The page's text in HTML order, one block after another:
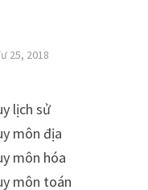
25, 2018
lịch sử
môn địa
môn hóa
môn toán